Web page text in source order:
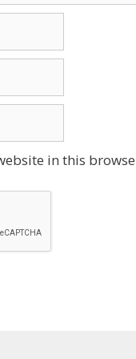
in this